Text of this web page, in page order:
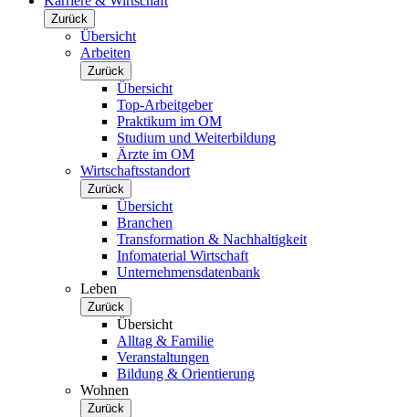
Zurück
Übersicht
Arbeiten
Zurück
Übersicht
Top-Arbeitgeber
Praktikum im OM
Studium und Weiterbildung
Ärzte im OM
Wirtschaftsstandort
Zurück
Übersicht
Branchen
Transformation & Nachhaltigkeit
Infomaterial Wirtschaft
Unternehmensdatenbank
Leben
Zurück
Übersicht
Alltag & Familie
Veranstaltungen
Bildung & Orientierung
Wohnen
Zurück